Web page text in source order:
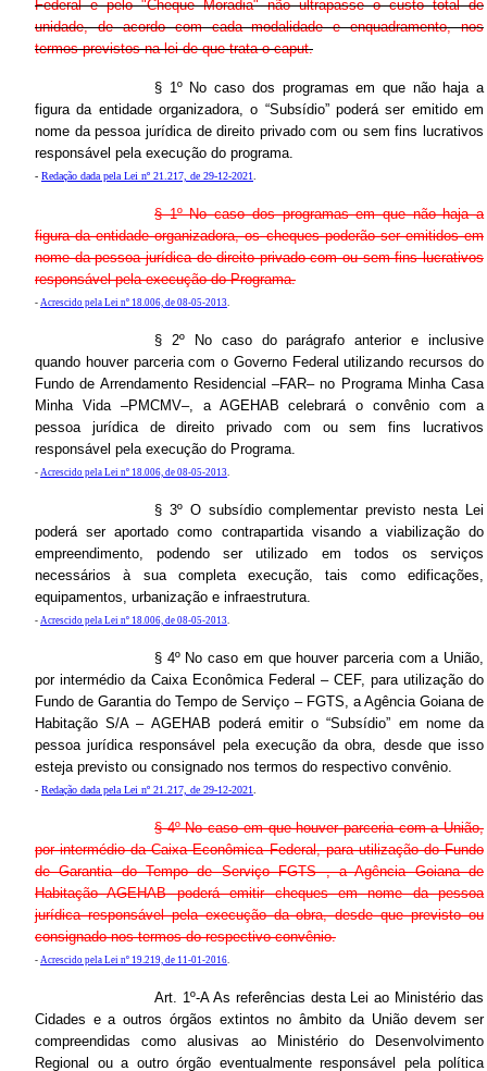
Federal e pelo "Cheque Moradia" não ultrapasse o custo total de
unidade, de acordo com cada modalidade e enquadramento, nos
termos previstos na lei de que trata o caput.
§ 1º No caso dos programas em que não haja a
figura da entidade organizadora, o “Subsídio” poderá ser emitido em
nome da pessoa jurídica de direito privado com ou sem fins lucrativos
responsável pela execução do programa.
- Redação dada pela Lei nº 21.217, de 29-12-2021
§ 1º No caso dos programas em que não haja a
figura da entidade organizadora, os cheques poderão ser emitidos em
nome da pessoa jurídica de direito privado com ou sem fins lucrativos
responsável pela execução do Programa.
- Acrescido pela Lei nº 18.006, de 08-05-2013.
§ 2º No caso do parágrafo anterior e inclusive
quando houver parceria com o Governo Federal utilizando recursos do
Fundo de Arrendamento Residencial –FAR– no Programa Minha Casa
Minha Vida –PMCMV–, a AGEHAB celebrará o convênio com a
pessoa jurídica de direito privado com ou sem fins lucrativos
responsável pela execução do Programa.
- Acrescido pela Lei nº 18.006, de 08-05-2013.
§ 3º O subsídio complementar previsto nesta Lei
poderá ser aportado como contrapartida visando a viabilização do
empreendimento, podendo ser utilizado em todos os serviços
necessários à sua completa execução, tais como edificações,
equipamentos, urbanização e infraestrutura.
- Acrescido pela Lei nº 18.006, de 08-05-2013.
§ 4º No caso em que houver parceria com a União,
por intermédio da Caixa Econômica Federal – CEF, para utilização do
Fundo de Garantia do Tempo de Serviço – FGTS, a Agência Goiana de
Habitação S/A – AGEHAB poderá emitir o “Subsídio” em nome da
pessoa jurídica responsável pela execução da obra, desde que isso
esteja previsto ou consignado nos termos do respectivo convênio.
- Redação dada pela Lei nº 21.217, de 29-12-2021
§ 4º No caso em que houver parceria com a União,
por intermédio da Caixa Econômica Federal, para utilização do Fundo
de Garantia do Tempo de Serviço FGTS , a Agência Goiana de
Habitação AGEHAB poderá emitir cheques em nome da pessoa
jurídica responsável pela execução da obra, desde que previsto ou
consignado nos termos do respectivo convênio.
- Acrescido pela Lei nº 19.219, de 11-01-2016.
Art. 1º-A As referências desta Lei ao Ministério das
Cidades e a outros órgãos extintos no âmbito da União devem ser
compreendidas como alusivas ao Ministério do Desenvolvimento
Regional ou a outro órgão eventualmente responsável pela política